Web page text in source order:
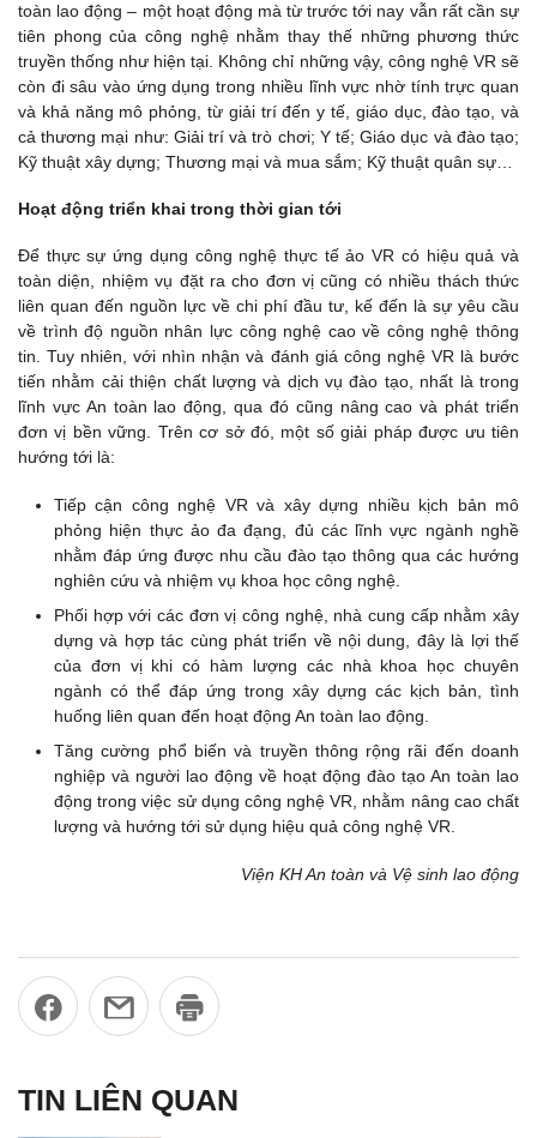
toàn lao động – một hoạt động mà từ trước tới nay vẫn rất cần sự
tiên phong của công nghệ nhằm thay thế những phương thức
truyền thống như hiện tại. Không chỉ những vậy, công nghệ VR sẽ
còn đi sâu vào ứng dụng trong nhiều lĩnh vực nhờ tính trực quan
và khả năng mô phỏng, từ giải trí đến y tế, giáo dục, đào tạo, và
cả thương mại như: Giải trí và trò chơi; Y tế; Giáo dục và đào tạo;
Kỹ thuật xây dựng; Thương mại và mua sắm; Kỹ thuật quân sự…
Hoạt động triển khai trong thời gian tới
Để thực sự ứng dụng công nghệ thực tế ảo VR có hiệu quả và
toàn diện, nhiệm vụ đặt ra cho đơn vị cũng có nhiều thách thức
liên quan đến nguồn lực về chi phí đầu tư, kế đến là sự yêu cầu
về trình độ nguồn nhân lực công nghệ cao về công nghệ thông
tin. Tuy nhiên, với nhìn nhận và đánh giá công nghệ VR là bước
tiến nhằm cải thiện chất lượng và dịch vụ đào tạo, nhất là trong
lĩnh vực An toàn lao động, qua đó cũng nâng cao và phát triển
đơn vị bền vững. Trên cơ sở đó, một số giải pháp được ưu tiên
hướng tới là:
Tiếp cận công nghệ VR và xây dựng nhiều kịch bản mô
phỏng hiện thực ảo đa đạng, đủ các lĩnh vực ngành nghề
nhằm đáp ứng được nhu cầu đào tạo thông qua các hướng
nghiên cứu và nhiệm vụ khoa học công nghệ.
Phối hợp với các đơn vị công nghệ, nhà cung cấp nhằm xây
dựng và hợp tác cùng phát triển về nội dung, đây là lợi thế
của đơn vị khi có hàm lượng các nhà khoa học chuyên
ngành có thể đáp ứng trong xây dựng các kịch bản, tình
huống liên quan đến hoạt động An toàn lao động.
Tăng cường phổ biến và truyền thông rộng rãi đến doanh
nghiệp và người lao động về hoạt động đào tạo An toàn lao
động trong việc sử dụng công nghệ VR, nhằm nâng cao chất
lượng và hướng tới sử dụng hiệu quả công nghệ VR.
Viện KH An toàn và Vệ sinh lao động
TIN LIÊN QUAN